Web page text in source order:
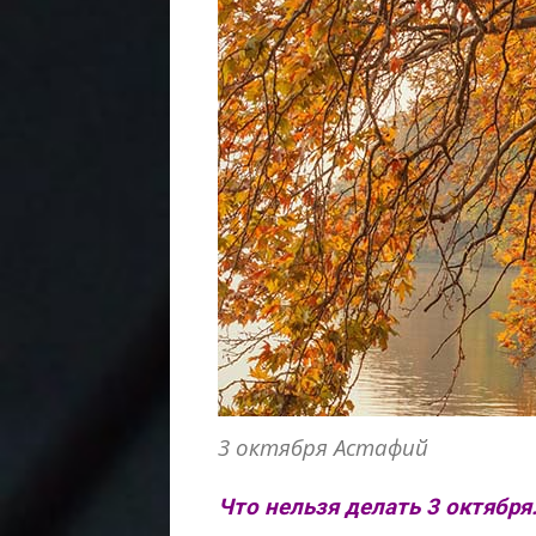
3 октября Астафий
Что нельзя делать 3 октября.